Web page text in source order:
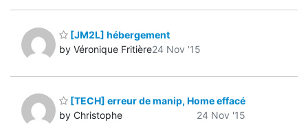
[JM2L] hébergement
by Véronique Fritière24 Nov '15
[TECH] erreur de manip, Home effacé
by Christophe
24 Nov '15